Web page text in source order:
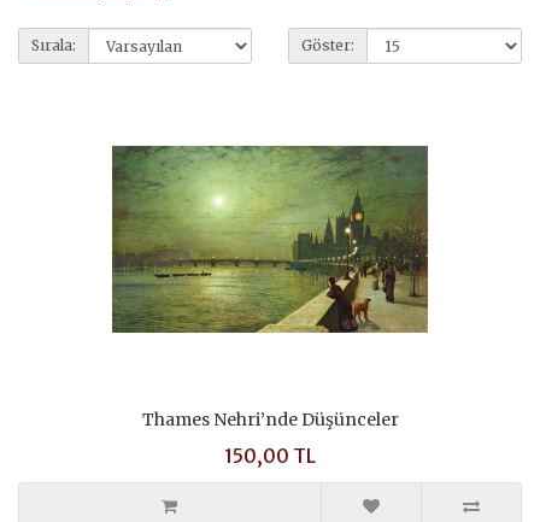
Sırala: Göster:
Thames Nehri’nde Düşünceler
150,00 TL